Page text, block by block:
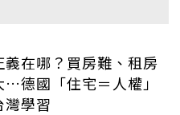
義在哪？買房難、租房
…德國「住宅＝人權」
灣學習